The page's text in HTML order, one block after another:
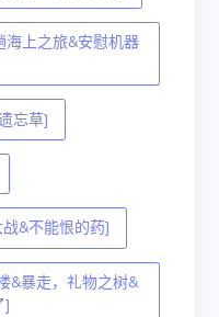
上之旅&安慰机器
忘草]
&不能恨的药]
&暴走，礼物之树&
]